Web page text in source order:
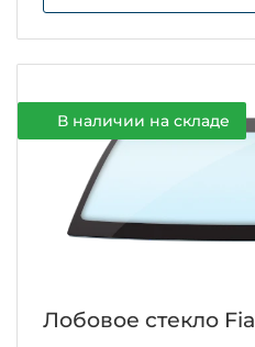
В наличии на складе
Лобовое стекло